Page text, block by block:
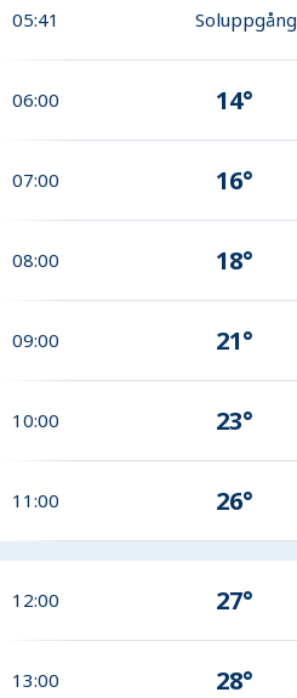
05:41 Soluppgång
06:00 14°
07:00 16°
08:00 18°
09:00 21°
10:00 23°
11:00 26°
12:00 27°
13:00 28°